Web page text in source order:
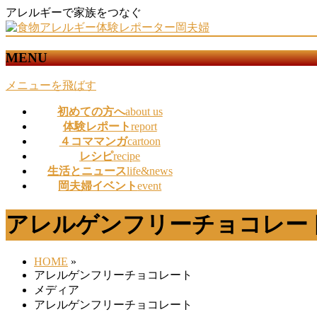
アレルギーで家族をつなぐ
MENU
メニューを飛ばす
初めての方へabout us
体験レポートreport
４コママンガcartoon
レシピrecipe
生活とニュースlife&news
岡夫婦イベントevent
アレルゲンフリーチョコレー
HOME »
アレルゲンフリーチョコレート
メディア
アレルゲンフリーチョコレート